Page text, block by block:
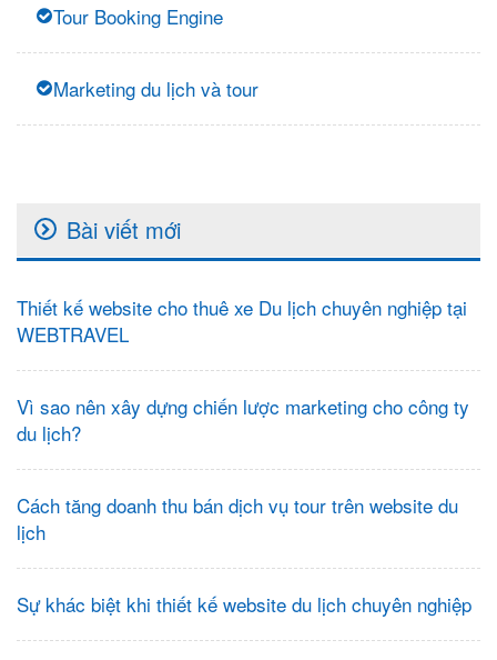
Tour Booking Engine
Marketing du lịch và tour
Bài viết mới
Thiết kế website cho thuê xe Du lịch chuyên nghiệp tại
WEBTRAVEL
Vì sao nên xây dựng chiến lược marketing cho công ty
du lịch?
Cách tăng doanh thu bán dịch vụ tour trên website du
lịch
Sự khác biệt khi thiết kế website du lịch chuyên nghiệp